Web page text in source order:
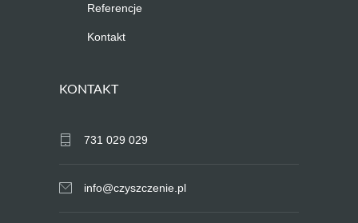
Referencje
Kontakt
KONTAKT
731 029 029
info@czyszczenie.pl